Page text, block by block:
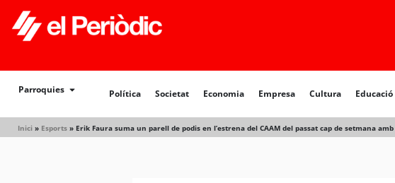
Parroquies Política Societat Economia Empresa Cultura Educació
Inici » Esports » Erik Faura suma un parell de podis en l’estrena del CAAM del passat cap de setmana
Política Societat